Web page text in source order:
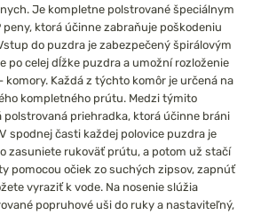
Je kompletne polstrované špeciálnym
ktorá účinne zabraňuje poškodeniu
do puzdra je zabezpečený špirálovým
po celej dĺžke puzdra a umožní rozloženie
komory. Každá z týchto komôr je určená na
kompletného prútu. Medzi týmito
polstrovaná priehradka, ktorá účinne bráni
spodnej časti každej polovice puzdra je
zasuniete rukoväť prútu, a potom už stačí
pomocou očiek zo suchých zipsov, zapnúť
vyraziť k vode. Na nosenie slúžia
popruhové uši do ruky a nastaviteľný,